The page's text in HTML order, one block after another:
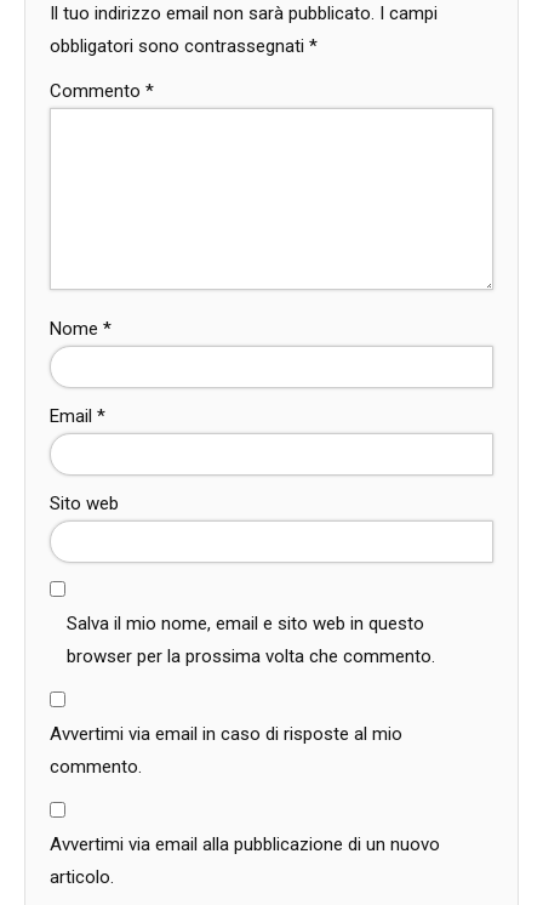
Il tuo indirizzo email non sarà pubblicato. I campi
obbligatori sono contrassegnati *
Commento *
Nome *
Email *
Sito web
Salva il mio nome, email e sito web in questo
browser per la prossima volta che commento.
Avvertimi via email in caso di risposte al mio
commento.
Avvertimi via email alla pubblicazione di un nuovo
articolo.